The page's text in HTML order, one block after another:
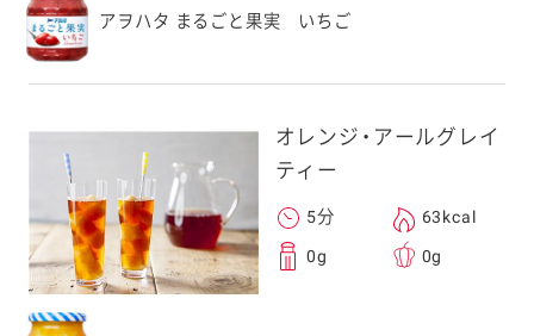
アヲハタ まるごと果実 いちご
オレンジ・アールグレイ
ティー
5分 63kcal
0g 0g